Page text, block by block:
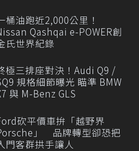
桶油跑近2,000公里！
Qashqai e-POWER創
氏世界紀錄
極三排座對決！Audi Q9 /
規格細節曝光 瞄準 BMW
與 M-Benz GLS
砍平價車拚「越野界
」 品牌轉型卻恐把
門客群拱手讓人